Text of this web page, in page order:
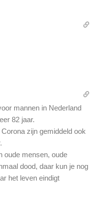
mannen in Nederland
82 jaar.
zijn gemiddeld ook
oude mensen, oude
dood, daar kun je nog
het leven eindigt